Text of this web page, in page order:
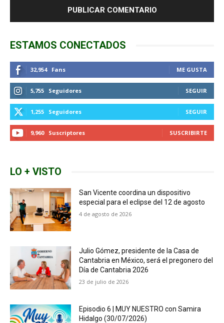
ESTAMOS CONECTADOS
32,954 Fans ME GUSTA
5,755 Seguidores SEGUIR
1,255 Seguidores SEGUIR
9,960 Suscriptores SUSCRIBIRTE
LO + VISTO
San Vicente coordina un dispositivo
especial para el eclipse del 12 de agosto
4 de agosto de 2026
Julio Gómez, presidente de la Casa de
Cantabria en México, será el pregonero del
Día de Cantabria 2026
23 de julio de 2026
Episodio 6 | MUY NUESTRO con Samira
Hidalgo (30/07/2026)